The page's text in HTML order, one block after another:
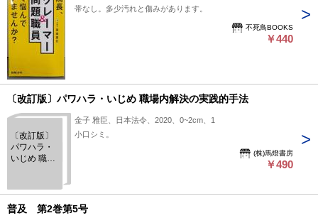
帯なし。多少汚れと傷みがあります。
不死鳥BOOKS
￥440
〔改訂版〕パワハラ・いじめ 職場内解決の実践的手法
〔改訂版〕
パワハラ・
いじめ 職場
金子 雅臣、日本法令、2020、0~2cm、1
小口シミ。
(株)馬燈書房
￥490
普及 第2巻第5号